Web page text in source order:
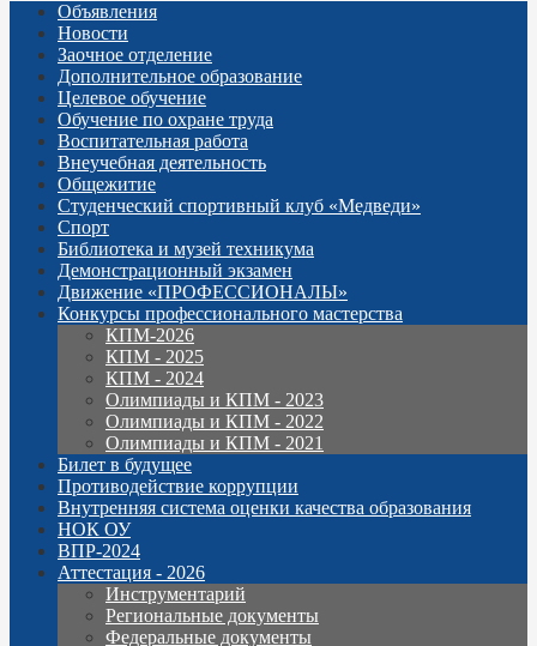
Объявления
Новости
Заочное отделение
Дополнительное образование
Целевое обучение
Обучение по охране труда
Воспитательная работа
Внеучебная деятельность
Общежитие
Студенческий спортивный клуб «Медведи»
Спорт
Библиотека и музей техникума
Демонстрационный экзамен
Движение «ПРОФЕССИОНАЛЫ»
Конкурсы профессионального мастерства
КПМ-2026
КПМ - 2025
КПМ - 2024
Олимпиады и КПМ - 2023
Олимпиады и КПМ - 2022
Олимпиады и КПМ - 2021
Билет в будущее
Противодействие коррупции
Внутренняя система оценки качества образования
НОК ОУ
ВПР-2024
Аттестация - 2026
Инструментарий
Региональные документы
Федеральные документы